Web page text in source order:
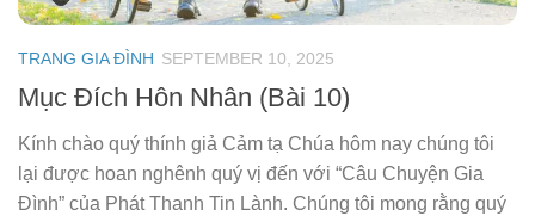
TRANG GIA ĐÌNH SEPTEMBER 10, 2025
Mục Đích Hôn Nhân (Bài 10)
Kính chào quý thính giả Cảm tạ Chúa hôm nay chúng tôi
lại được hoan nghênh quý vị đến với “Câu Chuyện Gia
Đình” của Phát Thanh Tin Lành. Chúng tôi mong rằng quý